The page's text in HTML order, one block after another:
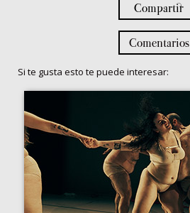
Compartir
Comentarios
Si te gusta esto te puede interesar: